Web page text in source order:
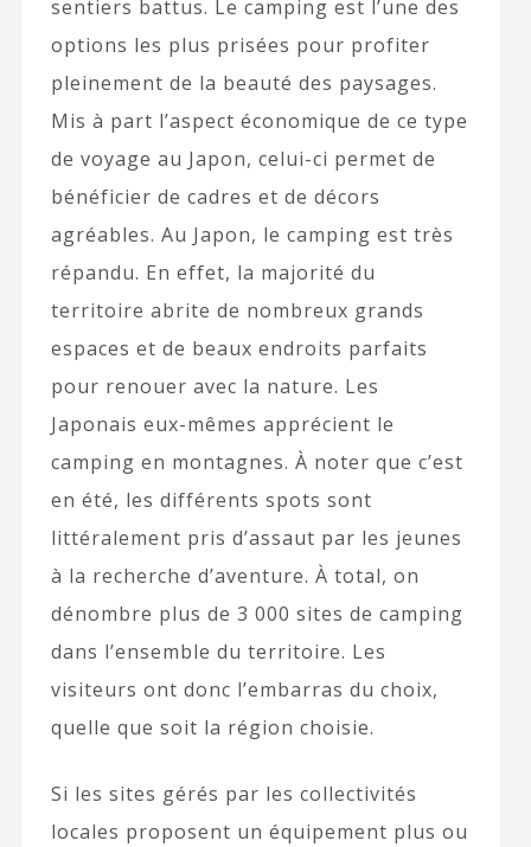
sentiers battus. Le camping est l’une des
options les plus prisées pour profiter
pleinement de la beauté des paysages.
Mis à part l’aspect économique de ce type
de voyage au Japon, celui-ci permet de
bénéficier de cadres et de décors
agréables. Au Japon, le camping est très
répandu. En effet, la majorité du
territoire abrite de nombreux grands
espaces et de beaux endroits parfaits
pour renouer avec la nature. Les
Japonais eux-mêmes apprécient le
camping en montagnes. À noter que c’est
en été, les différents spots sont
littéralement pris d’assaut par les jeunes
à la recherche d’aventure. À total, on
dénombre plus de 3 000 sites de camping
dans l’ensemble du territoire. Les
visiteurs ont donc l’embarras du choix,
quelle que soit la région choisie.
Si les sites gérés par les collectivités
locales proposent un équipement plus ou